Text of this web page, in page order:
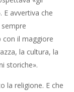
E avvertiva che
con il maggiore
la cultura, la
storiche».
la religione. E che